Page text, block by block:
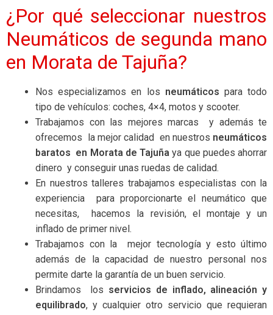
¿Por qué seleccionar nuestros
Neumáticos de segunda mano
en Morata de Tajuña?
Nos especializamos en los neumáticos para todo
tipo de vehículos: coches, 4×4, motos y scooter.
Trabajamos con las mejores marcas y además te
ofrecemos la mejor calidad en nuestros neumáticos
baratos en Morata de Tajuña ya que puedes ahorrar
dinero y conseguir unas ruedas de calidad.
En nuestros talleres trabajamos especialistas con la
experiencia para proporcionarte el neumático que
necesitas, hacemos la revisión, el montaje y un
inflado de primer nivel.
Trabajamos con la mejor tecnología y esto último
además de la capacidad de nuestro personal nos
permite darte la garantía de un buen servicio.
Brindamos los servicios de inflado, alineación y
equilibrado, y cualquier otro servicio que requieran